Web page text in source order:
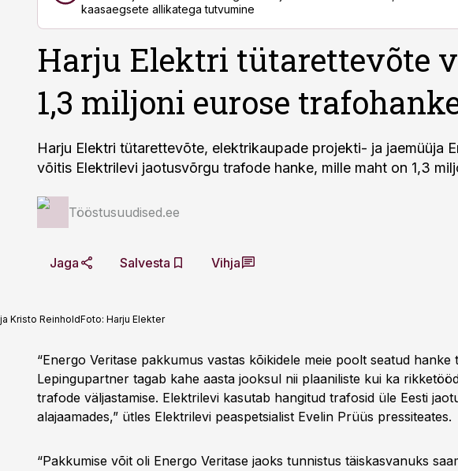
kaasaegsete allikatega tutvumine
Harju Elektri tütarettevõte
1,3 miljoni eurose
Harju Elektri tütarettevõte, elektrikaupade projekti- ja jaemüüja
võitis Elektrilevi jaotusvõrgu trafode hanke, mille maht on 1,3
Tööstusuudised.ee
Jaga Salvesta Vihja
Kristo ReinholdFoto: Harju Elekter
“Energo Veritase pakkumus vastas kõikidele meie poolt seatud hanke
Lepingupartner tagab kahe aasta jooksul nii plaaniliste kui ka
trafode väljastamise. Elektrilevi kasutab hangitud trafosid üle Eesti
alajaamades,” ütles Elektrilevi peaspetsialist Evelin Prüüs pressiteates.
“Pakkumise võit oli Energo Veritase jaoks tunnistus täiskasvanuks